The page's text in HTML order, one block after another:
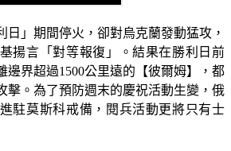
日」期間停火，卻對烏克蘭發動猛攻，
揚言「對等報復」。結果在勝利日前
邊界超過1500公里遠的【彼爾姆】，都
擊。為了預防週末的慶祝活動生變，俄
駐莫斯科戒備，閱兵活動更將只有士